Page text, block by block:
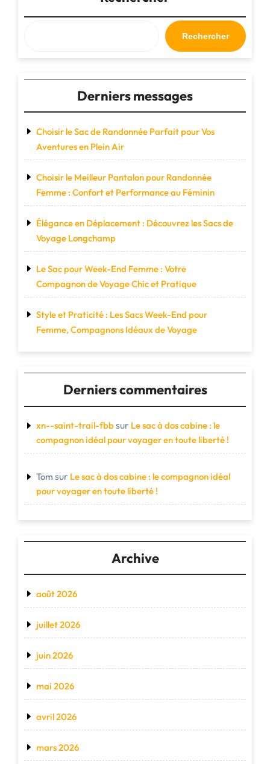
Rechercher
Derniers messages
Choisir le Sac de Randonnée Parfait pour Vos
Aventures en Plein Air
Choisir le Meilleur Pantalon pour Randonnée
Femme : Confort et Performance au Féminin
Élégance en Déplacement : Découvrez les Sacs de
Voyage Longchamp
Le Sac pour Week-End Femme : Votre
Compagnon de Voyage Chic et Pratique
Style et Praticité : Les Sacs Week-End pour
Femme, Compagnons Idéaux de Voyage
Derniers commentaires
xn--saint-trail-fbbsur Le sac à dos cabine : le
compagnon idéal pour voyager en toute liberté !
Tom sur Le sac à dos cabine : le compagnon idéal
pour voyager en toute liberté !
Archive
août 2026
juillet 2026
juin 2026
mai 2026
avril 2026
mars 2026